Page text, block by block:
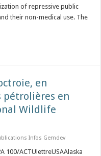
of repressive public
their non-medical use. The
en
pétrolières en
Wildlife
Infos Gemdev
100/ACTUlettreUSAAlaska